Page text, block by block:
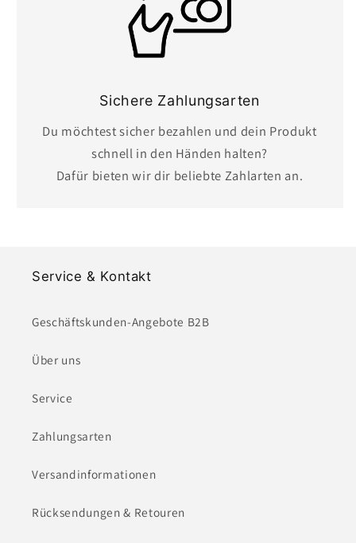
Sichere Zahlungsarten
Du möchtest sicher bezahlen und dein Produkt
schnell in den Händen halten?
Dafür bieten wir dir beliebte Zahlarten an.
Service & Kontakt
Geschäftskunden-Angebote B2B
Über uns
Service
Zahlungsarten
Versandinformationen
Rücksendungen & Retouren